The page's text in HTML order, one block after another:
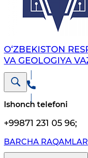
O‘ZBEKISTON
VA GEOLOGIYA
Ishonch telefoni
+99871 231 05 96;
BARCHA RAQAMLAR